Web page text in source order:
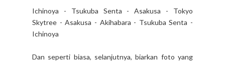
Ichinoya - Tsukuba Senta - Asakusa - Tokyo
Skytree - Asakusa - Akihabara - Tsukuba Senta -
Ichinoya
Dan seperti biasa, selanjutnya, biarkan foto yang